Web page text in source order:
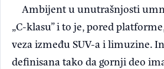
Ambijent u unutrašnjosti
„C-klasu” i to je, pored
veza između SUV-a i limuzine.
definisana tako da gornji deo